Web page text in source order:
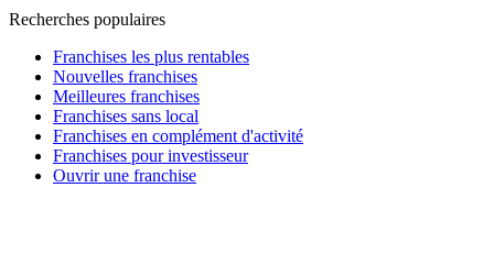
Recherches populaires
Franchises les plus rentables
Nouvelles franchises
Meilleures franchises
Franchises sans local
Franchises en complément d'activité
Franchises pour investisseur
Ouvrir une franchise